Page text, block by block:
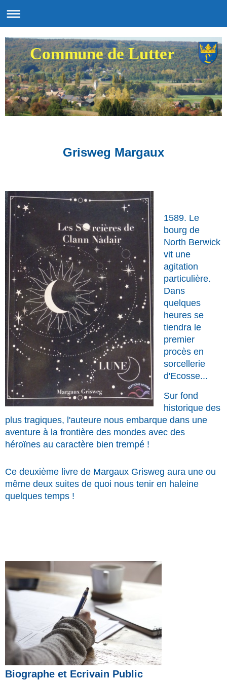
Commune de Lutter
Grisweg Margaux
1589. Le
bourg de
North Berwick
vit une
agitation
particulière.
Dans
quelques
heures se
tiendra le
premier
procès en
sorcellerie
d'Ecosse...
Sur fond
historique des
plus tragiques, l'auteure nous embarque dans une
aventure à la frontière des mondes avec des
héroïnes au caractère bien trempé !
Ce deuxième livre de Margaux Grisweg aura une ou
même deux suites de quoi nous tenir en haleine
quelques temps !
Biographe et Ecrivain Public